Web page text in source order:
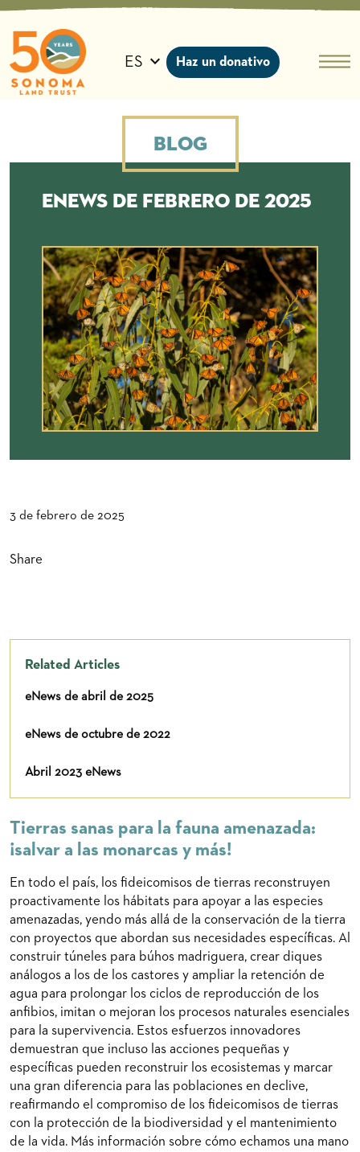
Ir
contenido
ES Haz un donativo
Blog
eNews de febrero de 2025
3 de febrero de 2025
Share
Related Articles
eNews de abril de 2025
eNews de octubre de 2022
Abril 2023 eNews
Tierras sanas para la fauna amenazada:
¡salvar a las monarcas y más!
En todo el país, los fideicomisos de tierras reconstruyen
proactivamente los hábitats para apoyar a las especies
amenazadas, yendo más allá de la conservación de la tierra
con proyectos que abordan sus necesidades específicas. Al
construir túneles para búhos madriguera, crear diques
análogos a los de los castores y ampliar la retención de
agua para prolongar los ciclos de reproducción de los
anfibios, imitan o mejoran los procesos naturales esenciales
para la supervivencia. Estos esfuerzos innovadores
demuestran que incluso las acciones pequeñas y
específicas pueden reconstruir los ecosistemas y marcar
una gran diferencia para las poblaciones en declive,
reafirmando el compromiso de los fideicomisos de tierras
con la protección de la biodiversidad y el mantenimiento
de la vida. Más información sobre cómo echamos una mano